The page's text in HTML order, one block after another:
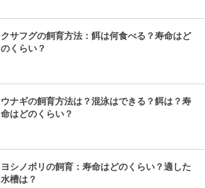
クサフグの飼育方法：餌は何食べる？寿命はど
のくらい？
ウナギの飼育方法は？混泳はできる？餌は？寿
命はどのくらい？
ヨシノボリの飼育：寿命はどのくらい？適した
水槽は？